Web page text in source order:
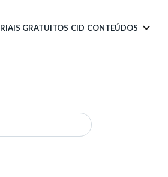
GRATUITOS CID CONTEÚDOS